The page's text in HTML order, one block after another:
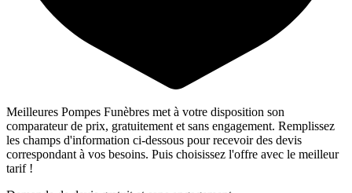
Meilleures Pompes Funèbres met à votre disposition son
comparateur de prix, gratuitement et sans engagement. Remplissez
les champs d'information ci-dessous pour recevoir des devis
correspondant à vos besoins. Puis choisissez l'offre avec le meilleur
tarif !